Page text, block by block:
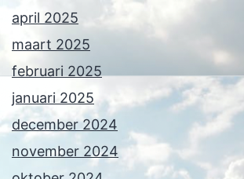
april 2025
maart 2025
februari 2025
januari 2025
december 2024
november 2024